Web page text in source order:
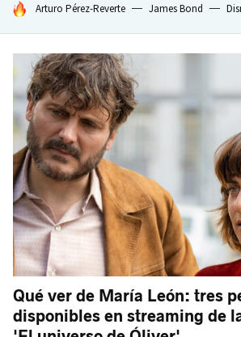
HOY SE HABLA DE
Arturo Pérez-Reverte James Bond
Qué ver de María León: tres
disponibles en streaming de